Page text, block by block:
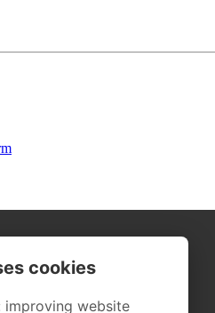
cookies
improving website
GRATIS!